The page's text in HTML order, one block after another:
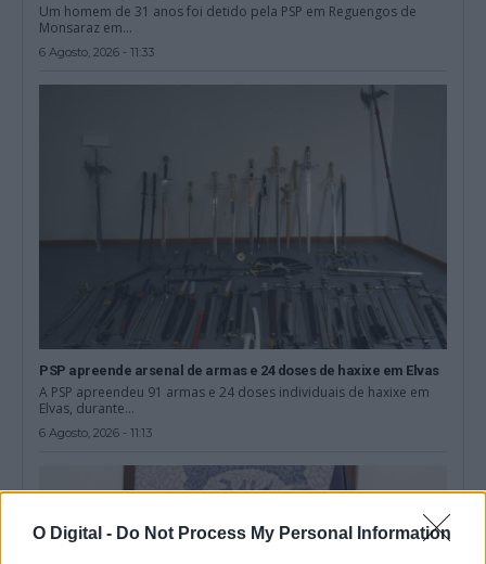
O Digital - Do Not Process My Personal Information
Um homem de 31 anos foi detido pela PSP em Reguengos de
Monsaraz em...
6 Agosto, 2026 - 11:33
PSP apreende arsenal de armas e 24 doses de haxixe em Elvas
A PSP apreendeu 91 armas e 24 doses individuais de haxixe em
Elvas, durante...
6 Agosto, 2026 - 11:13